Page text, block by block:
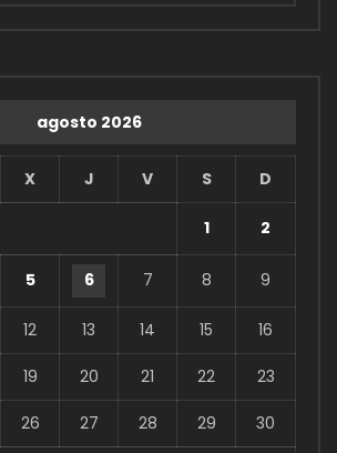
agosto 2026
X J V S D
1 2
5 6 7 8 9
12 13 14 15 16
19 20 21 22 23
26 27 28 29 30